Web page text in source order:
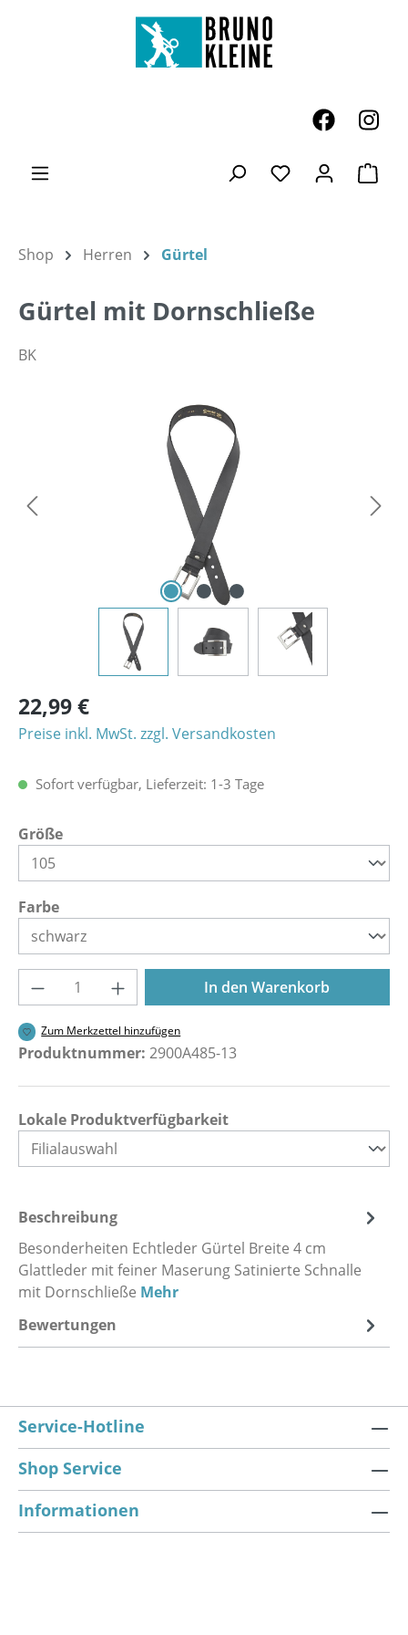
Zum Hauptinhalt springen
Du hast 0
Shop Herren Gürtel
Gürtel mit Dornschließe
BK
Bildergalerie überspringen
22,99 €
Preise inkl. MwSt. zzgl. Versandkosten
Sofort verfügbar, Lieferzeit: 1-3 Tage
Größeauswählen
Farbeauswählen
Produkt Anzahl: Gib den gewünschten
In den Warenkorb
Zum Merkzettel hinzufügen
Produktnummer: 2900A485-13
Lokale Produktverfügbarkeit
Beschreibung
Besonderheiten Echtleder Gürtel Breite 4 cm
Glattleder mit feiner Maserung Satinierte Schnalle
mit Dornschließe Mehr
Bewertungen
Service-Hotline
Shop Service
Informationen